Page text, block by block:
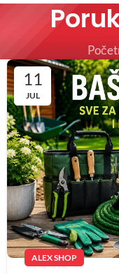
11
JUL
ALEX SHOP